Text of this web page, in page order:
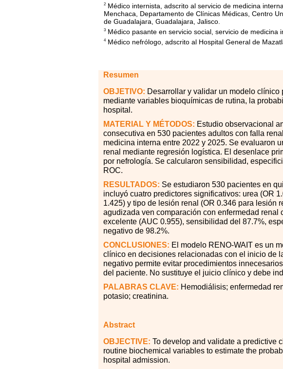
2 Médico internista, adscrito al servicio de medicina
Menchaca, Departamento de Clínicas Médicas, Centro
de Guadalajara, Guadalajara, Jalisco.
3 Médico pasante en servicio social, servicio de medicina
4Médico nefrólogo, adscrito al Hospital General de
Resumen
OBJETIVO: Desarrollar y validar un modelo clínico
mediante variables bioquímicas de rutina, la
hospital.
MATERIAL Y MÉTODOS: Estudio observacional
consecutiva en 530 pacientes adultos con falla
medicina interna entre 2022 y 2025. Se evaluaron
renal mediante regresión logística. El desenlace
por nefrología. Se calcularon sensibilidad,
ROC.
RESULTADOS: Se estudiaron 530 pacientes en
incluyó cuatro predictores significativos: urea (OR
1.425) y tipo de lesión renal (OR 0.346 para lesión
agudizada ven comparación con enfermedad
excelente (AUC 0.955), sensibilidad del 87.7%,
negativo de 98.2%.
CONCLUSIONES: El modelo RENO-WAIT es un
clínico en decisiones relacionadas con el inicio de
negativo permite evitar procedimientos
del paciente. No sustituye el juicio clínico y debe
PALABRAS CLAVE: Hemodiálisis; enfermedad
potasio; creatinina.
Abstract
OBJECTIVE: To develop and validate a predictive
routine biochemical variables to estimate the
hospital admission.